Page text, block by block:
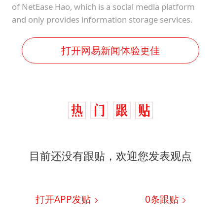
of NetEase Hao, which is a social media platform
and only provides information storage services.
打开网易新闻体验更佳
目前还没有跟贴，欢迎您发表观点
打开APP发贴 0条跟贴